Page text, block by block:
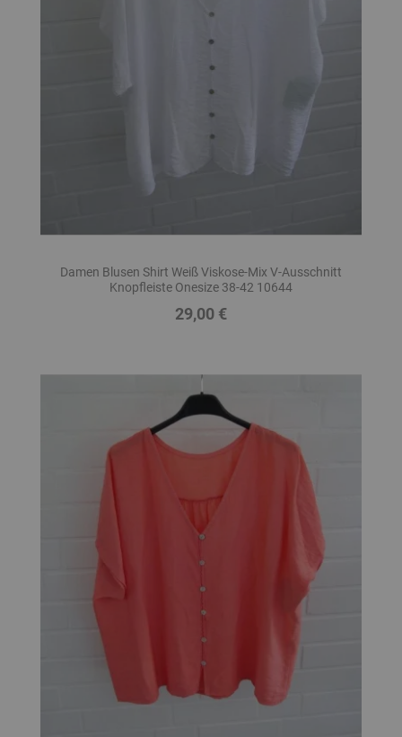
Damen Blusen Shirt Weiß Viskose-Mix V-Ausschnitt
Knopfleiste Onesize 38-42 10644
Preis
29,00 €